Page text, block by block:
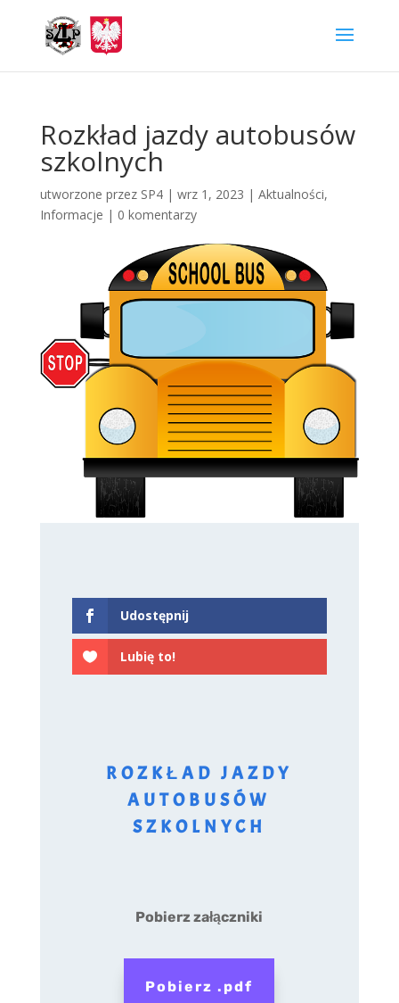
Rozkład jazdy autobusów
szkolnych
utworzone przez SP4| wrz 1, 2023 | Aktualności,
Informacje | 0 komentarzy
Udostępnij
Lubię to!
ROZKŁAD JAZDY
AUTOBUSÓW
SZKOLNYCH
Pobierz załączniki
Pobierz .pdf